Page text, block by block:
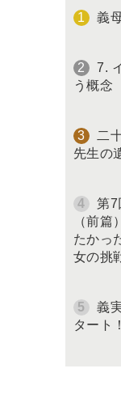
義
7.
う概念
二
先生の
第7
（前
たかっ
女の挑
義
タート！